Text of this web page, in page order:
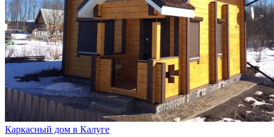
Каркасный дом в Калуге